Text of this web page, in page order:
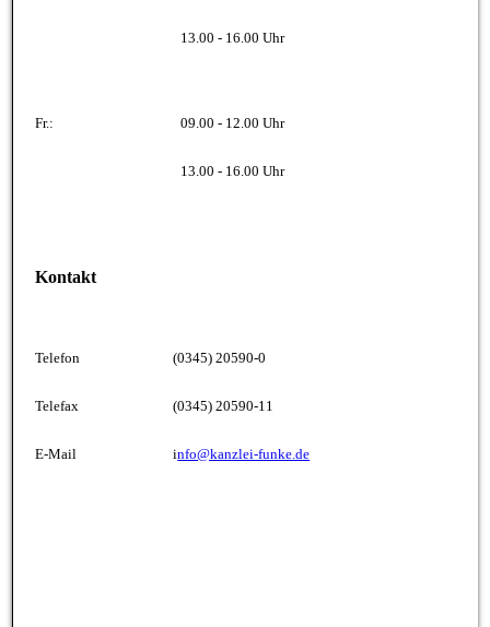
13.00 - 16.00 Uhr
Fr.: 09.00 - 12.00 Uhr
13.00 - 16.00 Uhr
Kontakt
Telefon (0345) 20590-0
Telefax (0345) 20590-11
E-Mail info@kanzlei-funke.de